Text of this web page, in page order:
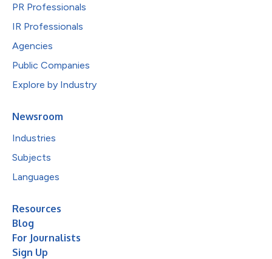
PR Professionals
IR Professionals
Agencies
Public Companies
Explore by Industry
Newsroom
Industries
Subjects
Languages
Resources
Blog
For Journalists
Sign Up